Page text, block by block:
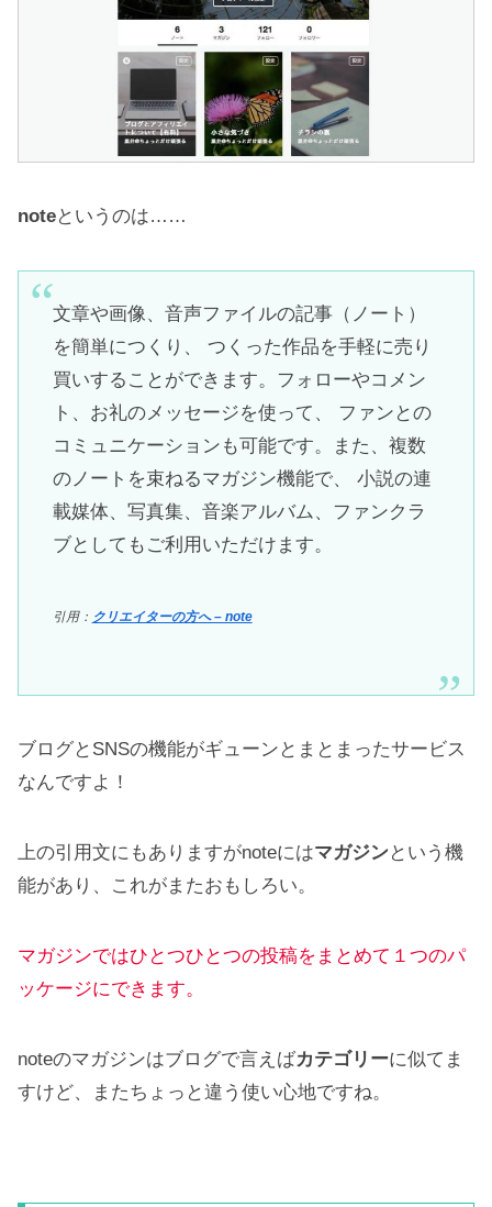
noteというのは……
文章や画像、音声ファイルの記事（ノート）
を簡単につくり、 つくった作品を手軽に売り
買いすることができます。フォローやコメン
ト、お礼のメッセージを使って、 ファンとの
コミュニケーションも可能です。また、複数
のノートを束ねるマガジン機能で、 小説の連
載媒体、写真集、音楽アルバム、ファンクラ
ブとしてもご利用いただけます。
引用： クリエイターの方へ – note
ブログとSNSの機能がギューンとまとまったサービス
なんですよ！
上の引用文にもありますがnoteにはマガジンという機
能があり、これがまたおもしろい。
マガジンではひとつひとつの投稿をまとめて１つのパ
ッケージにできます。
noteのマガジンはブログで言えばカテゴリーに似てま
すけど、またちょっと違う使い心地ですね。